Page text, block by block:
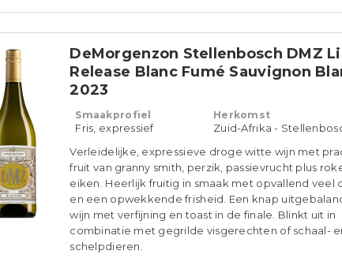
DeMorgenzon Stellenbosch DMZ
Release Blanc Fumé Sauvignon
2023
Smaakprofiel
Fris, expressief
Herkomst
Zuid-Afrika -
Verleidelijke, expressieve droge witte wijn met
fruit van granny smith, perzik, passievrucht plus
eiken. Heerlijk fruitig in smaak met opvallend veel
en een opwekkende frisheid. Een knap
wijn met verfijning en toast in de finale. Blinkt uit in
combinatie met gegrilde visgerechten of schaal-
schelpdieren.